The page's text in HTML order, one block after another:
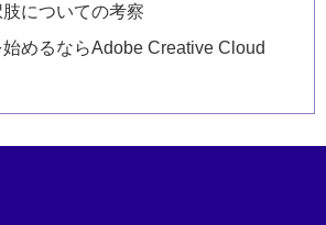
についての考察
めるならAdobe Creative Cloud